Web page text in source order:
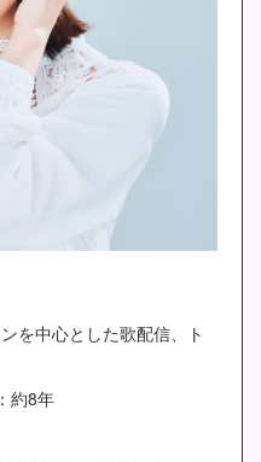
を中心とした歌配信、ト
約8年